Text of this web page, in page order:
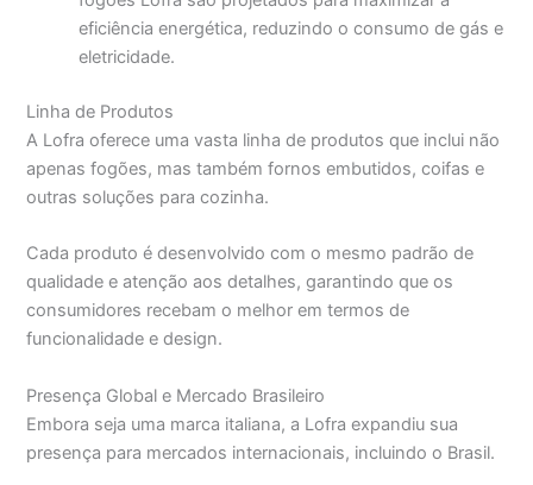
eficiência energética, reduzindo o consumo de gás e
eletricidade.
Linha de Produtos
A Lofra oferece uma vasta linha de produtos que inclui não
apenas fogões, mas também fornos embutidos, coifas e
outras soluções para cozinha.
Cada produto é desenvolvido com o mesmo padrão de
qualidade e atenção aos detalhes, garantindo que os
consumidores recebam o melhor em termos de
funcionalidade e design.
Presença Global e Mercado Brasileiro
Embora seja uma marca italiana, a Lofra expandiu sua
presença para mercados internacionais, incluindo o Brasil.